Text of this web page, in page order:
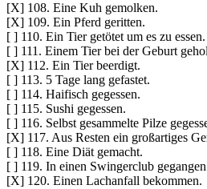
[X] 108. Eine Kuh gemolken.
[X] 109. Ein Pferd geritten.
[ ] 110. Ein Tier getötet um es zu essen.
[ ] 111. Einem Tier bei der Geburt
[X] 112. Ein Tier beerdigt.
[ ] 113. 5 Tage lang gefastet.
[ ] 114. Haifisch gegessen.
[ ] 115. Sushi gegessen.
[ ] 116. Selbst gesammelte Pilze
[X] 117. Aus Resten ein großartiges
[ ] 118. Eine Diät gemacht.
[ ] 119. In einen Swingerclub
[X] 120. Einen Lachanfall bekommen.